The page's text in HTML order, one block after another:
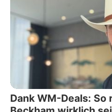
Dank WM-Deals: So